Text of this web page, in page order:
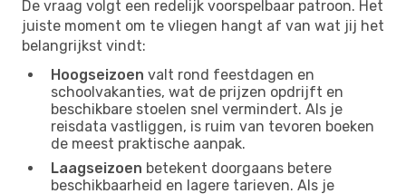
De vraag volgt een redelijk voorspelbaar patroon. Het
juiste moment om te vliegen hangt af van wat jij het
belangrijkst vindt:
Hoogseizoen valt rond feestdagen en
schoolvakanties, wat de prijzen opdrijft en
beschikbare stoelen snel vermindert. Als je
reisdata vastliggen, is ruim van tevoren boeken
de meest praktische aanpak.
Laagseizoen betekent doorgaans betere
beschikbaarheid en lagere tarieven. Als je